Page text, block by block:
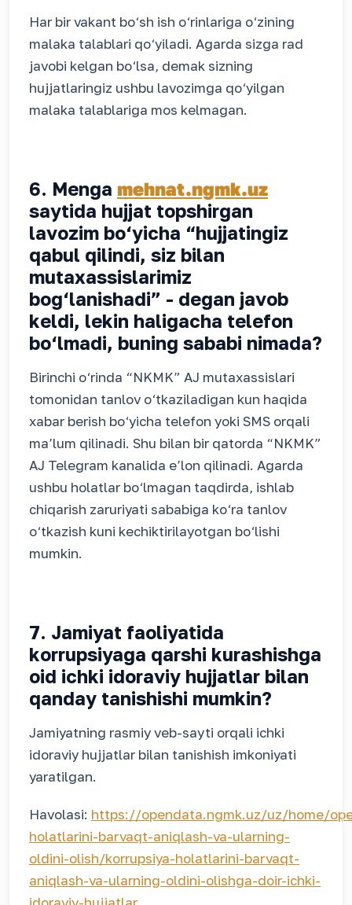
Har bir vakant bo‘sh ish o‘rinlariga o‘zining
malaka talablari qo‘yiladi. Agarda sizga rad
javobi kelgan bo‘lsa, demak sizning
hujjatlaringiz ushbu lavozimga qo‘yilgan
malaka talablariga mos kelmagan.
6. Menga mehnat.ngmk.uz
saytida hujjat topshirgan
lavozim bo‘yicha “hujjatingiz
qabul qilindi, siz bilan
mutaxassislarimiz
bog‘lanishadi” - degan javob
keldi, lekin haligacha telefon
bo‘lmadi, buning sababi nimada?
Birinchi o‘rinda “NKMK” AJ mutaxassislari
tomonidan tanlov o‘tkaziladigan kun haqida
xabar berish bo‘yicha telefon yoki SMS orqali
ma’lum qilinadi. Shu bilan bir qatorda “NKMK”
AJ Telegram kanalida e’lon qilinadi. Agarda
ushbu holatlar bo‘lmagan taqdirda, ishlab
chiqarish zaruriyati sababiga ko‘ra tanlov
o‘tkazish kuni kechiktirilayotgan bo‘lishi
mumkin.
7. Jamiyat faoliyatida
korrupsiyaga qarshi kurashishga
oid ichki idoraviy hujjatlar bilan
qanday tanishishi mumkin?
Jamiyatning rasmiy veb-sayti orqali ichki
idoraviy hujjatlar bilan tanishish imkoniyati
yaratilgan.
Havolasi: https://opendata.ngmk.uz/uz/home/
holatlarini-barvaqt-aniqlash-va-ularning-
oldini-olish/korrupsiya-holatlarini-barvaqt-
aniqlash-va-ularning-oldini-olishga-doir-ichki-